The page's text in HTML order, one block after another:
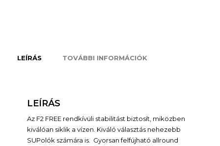
LEÍRÁS TOVÁBBI INFORMÁCIÓK
LEÍRÁS
Az F2 FREE rendkívüli stabilitást biztosít, miközben
kiválóan siklik a vízen. Kiváló választás nehezebb
SUPolók számára is. Gyorsan felfújható allround